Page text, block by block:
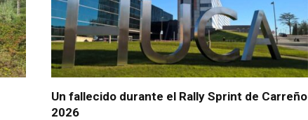
Un fallecido durante el Rally Sprint de Carreño
2026